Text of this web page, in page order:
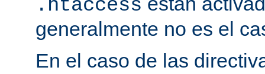
.htaccess
generalmente no es el
En el caso de las